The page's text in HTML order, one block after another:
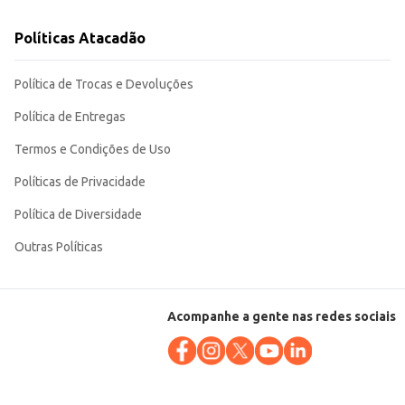
Políticas Atacadão
Política de Trocas e Devoluções
Política de Entregas
Termos e Condições de Uso
Políticas de Privacidade
Política de Diversidade
Outras Políticas
Acompanhe a gente nas redes sociais